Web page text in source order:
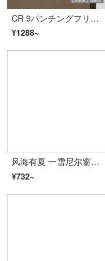
CR 9パンチングフリー高さ遮光フレックスカーテン二層ブラインドキッチンオフィス標準モデル-浅カレー色MP-R 14-HZ 10
¥1288~
风海有夏 一雪尼尔窗帘成品定做卧室客厅阳台隔断现代简约条纹窗纱帘夏 浅咖啡 1.0(宽)*2.7(高)一块挂钩
¥732~